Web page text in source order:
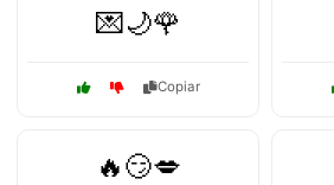
💌🌙🌹
Copiar
🔥😏💋